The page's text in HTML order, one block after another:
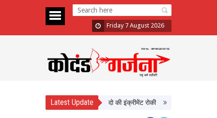
Friday 7 August 2026
Latest Update
दिखाई सख्ती, 3 अधिकारी निलंबित; दो की इंक्रीमेंट रोकी पंजाब चुनाव से पहले PM